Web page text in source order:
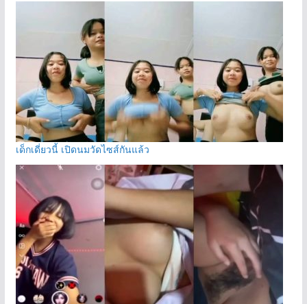
เด็กเดี่ยวนี้ เปิดนมวัดไซส์กันแล้ว